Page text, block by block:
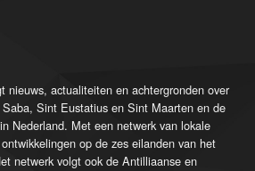
nieuws, actualiteiten en achtergronden over
Sint Eustatius en Sint Maarten en de
Nederland. Met een netwerk van lokale
op de zes eilanden van het
netwerk volgt ook de Antilliaanse en